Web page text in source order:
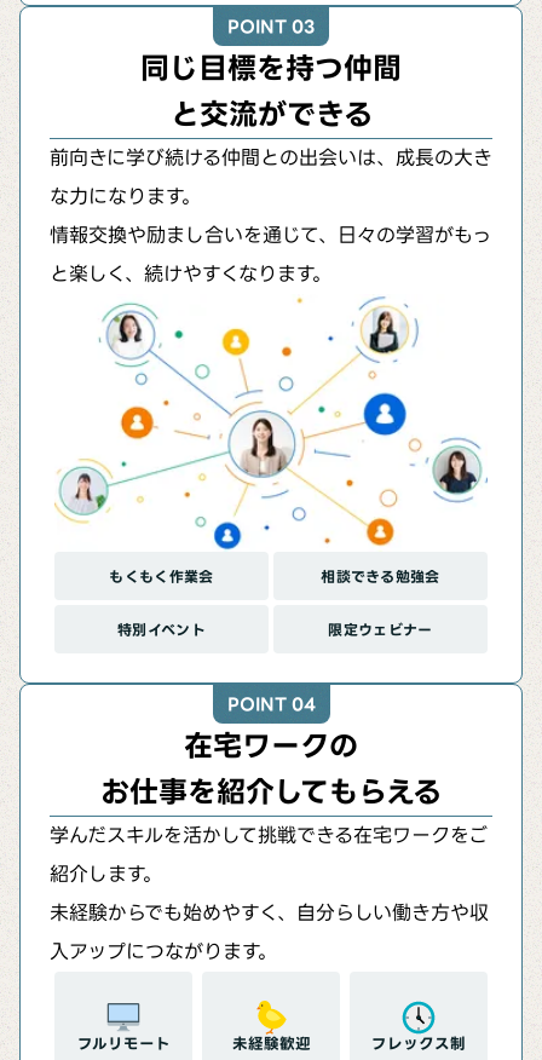
POINT 03
同じ目標を持つ仲間
と交流ができる
前向きに学び続ける仲間との出会いは、成長の大き
な力になります。
情報交換や励まし合いを通じて、日々の学習がもっ
と楽しく、続けやすくなります。
もくもく作業会 相談できる勉強会
特別イベント 限定ウェビナー
POINT 04
在宅ワークの
お仕事を紹介してもらえる
学んだスキルを活かして挑戦できる在宅ワークをご
紹介します。
未経験からでも始めやすく、自分らしい働き方や収
入アップにつながります。
フルリモート 未経験歓迎 フレックス制